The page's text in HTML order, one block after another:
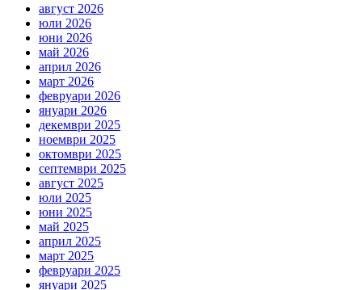
август 2026
юли 2026
юни 2026
май 2026
април 2026
март 2026
февруари 2026
януари 2026
декември 2025
ноември 2025
октомври 2025
септември 2025
август 2025
юли 2025
юни 2025
май 2025
април 2025
март 2025
февруари 2025
януари 2025